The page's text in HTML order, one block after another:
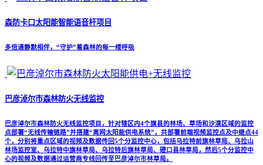
森防卡口太阳能智能语音杆项目
多倍通静默相伴，“守护”着森林的每一缕呼吸
巴彦淖尔市森林防火无线监控
巴彦淖尔市森林防火无线监控项目，针对辖区内4个旗县的林场、草场和沙漠区域的监控
点部署“无线传输链路”并搭建“离网太阳能供电系统”，共部署前端视频监控点及中继点44
个，分别将重点区域的视频及数据传回5个分监控中心，包括乌拉特前旗林草局、乌拉山
林场监控室、乌拉特中旗林草局、乌拉特后旗林草局、磴口县林草局，然后5个分监控中
心的视频及数据通过运营商专线回传至巴彦淖尔市林草局。